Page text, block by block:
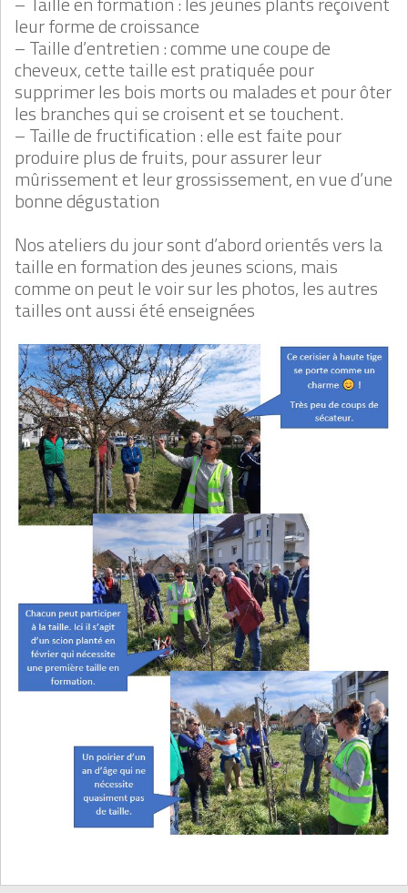
leur forme de croissance
– Taille d’entretien : comme une coupe de
cheveux, cette taille est pratiquée pour
supprimer les bois morts ou malades et pour ôter
les branches qui se croisent et se touchent.
– Taille de fructification : elle est faite pour
produire plus de fruits, pour assurer leur
mûrissement et leur grossissement, en vue d’une
bonne dégustation
Nos ateliers du jour sont d’abord orientés vers la
taille en formation des jeunes scions, mais
comme on peut le voir sur les photos, les autres
tailles ont aussi été enseignées